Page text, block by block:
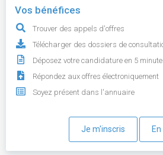
Vos bénéfices
Trouver des appels d'offres
Télécharger des dossiers de
Déposez votre candidature en 5
Répondez aux offres électroniquement
Soyez présent dans l'annuaire
Je m'inscris